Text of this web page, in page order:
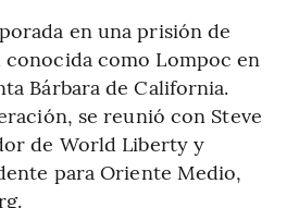
en una prisión de
como Lompoc en
Bárbara de California.
se reunió con Steve
de World Liberty y
para Oriente Medio,